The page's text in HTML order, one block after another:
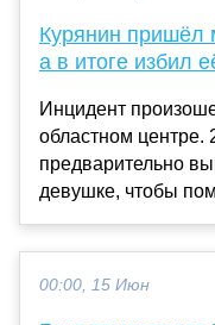
Курянин пришёл
а в итоге избил
Инцидент
областном центре.
предварительно
девушке, чтобы
00:00, 15 Июн